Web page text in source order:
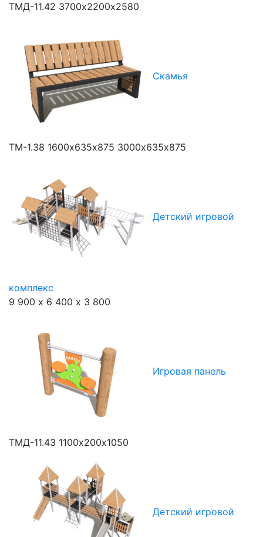
ТМД-11.42 3700х2200х2580
Скамья
ТМ-1.38 1600х635х875 3000х635х875
Детский игровой
комплекс
9 900 х 6 400 х 3 800
Игровая панель
ТМД-11.43 1100х200х1050
Детский игровой